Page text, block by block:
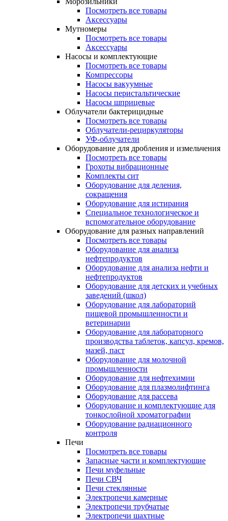
Посмотреть все товары
Аксессуары
Мутномеры
Посмотреть все товары
Аксессуары
Насосы и комплектующие
Посмотреть все товары
Компрессоры
Насосы вакуумные
Насосы перистальтические
Насосы шприцевые
Облучатели бактерицидные
Посмотреть все товары
Облучатели-рециркуляторы
УФ-облучатели
Оборудование для дробления и измельчения
Посмотреть все товары
Грохоты вибрационные
Комплекты сит
Оборудование для деления,
сокращения
Оборудование для истирания
Специальное технологическое и
вспомогательное оборудование
Оборудование для разных направлений
Посмотреть все товары
Оборудование для анализа
нефтепродуктов
Оборудование для анализа нефти и
нефтепродуктов
Оборудование для детских и учебных
заведений (школ)
Оборудование для лабораторий
пищевой промышленности и
ветеринарии
Оборудование для лабораторного
производства таблеток, капсул, кремов,
мазей, паст
Оборудование для молочной
промышленности
Оборудование для нефтехимии
Оборудование для плазмолифтинга
Оборудование для рассева
Оборудование и комплектующие для
тонкослойной хроматографии
Оборудование радиационного
контроля
Печи
Посмотреть все товары
Запасные части и комплектующие
Печи муфельные
Печи СВЧ
Печи стеклянные
Электропечи камерные
Электропечи трубчатые
Электропечи шахтные